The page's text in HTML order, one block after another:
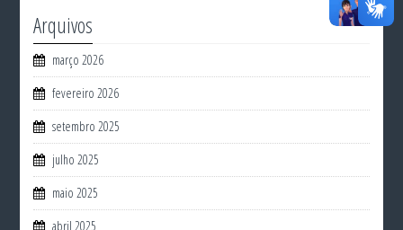
Arquivos
março 2026
fevereiro 2026
setembro 2025
julho 2025
maio 2025
abril 2025